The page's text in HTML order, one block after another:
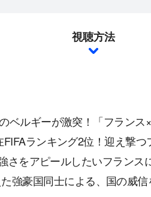
視聴方法
ベルギーが激突！「フランス
ランキング2位！迎え撃つ
さをアピールしたいフランス
強豪国同士による、国の威